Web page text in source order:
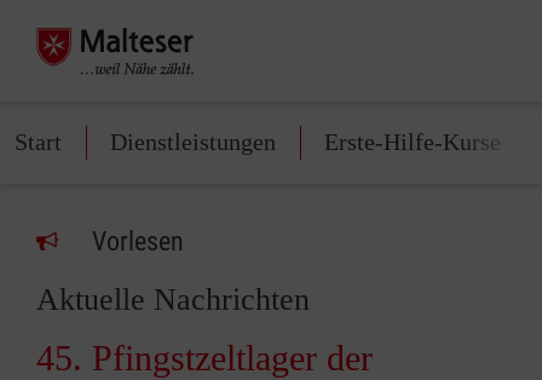
Start Dienstleistungen Erste-Hilfe-Kurse
Vorlesen
Aktuelle Nachrichten
45. Pfingstzeltlager der